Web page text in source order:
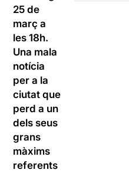
25 de
març a
les 18h.
Una mala
notícia
per a la
ciutat que
perd a un
dels seus
grans
màxims
referents